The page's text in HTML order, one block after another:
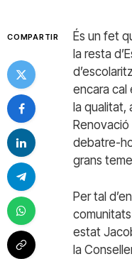
COMPARTIR
És un fet
la resta
encara cal
la qualitat,
debatre-
grans
Per tal
estat
la